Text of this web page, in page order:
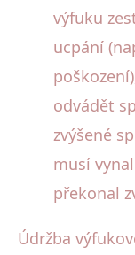
výfuku
ucpání
odvádět
zvýšené
musí
překonal
Údržba